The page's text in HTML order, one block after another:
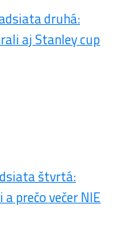
druhá:
aj Stanley cup
štvrtá:
prečo večer NIE